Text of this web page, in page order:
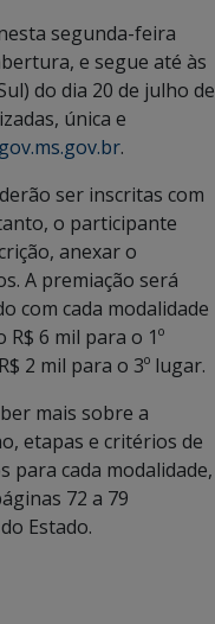
segunda-feira
e segue até às
do dia 20 de julho de
única e
.
ser inscritas com
o participante
anexar o
A premiação será
com cada modalidade
6 mil para o 1º
2 mil para o 3º lugar.
mais sobre a
etapas e critérios de
cada modalidade,
72 a 79
Estado.